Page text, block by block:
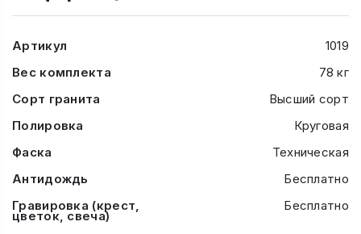
Артикул
1019
Вес комплекта
78 кг
Сорт гранита
Высший сорт
Полировка
Круговая
Фаска
Техническая
Антидождь
Бесплатно
Гравировка (крест,
цветок, свеча)
Бесплатно